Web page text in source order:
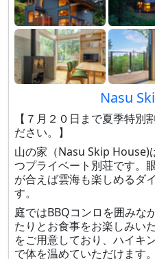
Nasu
【７月２０日まで夏季特別
ださい。】
山の家（Nasu Skip House)
つプライベート別荘です。
が合えば雲海も楽しめるダ
す。
庭ではBBQコンロを囲みな
たりとお食事をお楽しみい
をご用意しており、ハイキ
で体を温めていただけます。